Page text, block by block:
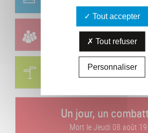
Groupes
Réservation & informations
Visites & parcours thématiques
Un jour, un
Mort leJeudi 08 août
Tout accepter
Tout refuser
Personnaliser